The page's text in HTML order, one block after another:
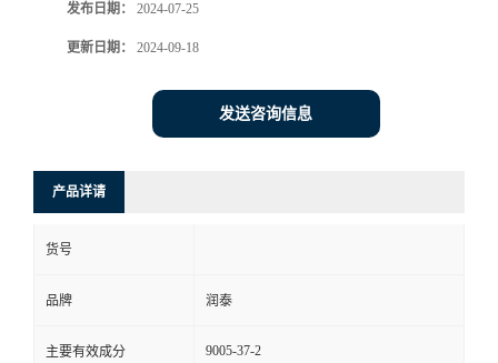
发布日期： 2024-07-25
更新日期： 2024-09-18
发送咨询信息
产品详请
货号
品牌 润泰
主要有效成分 9005-37-2